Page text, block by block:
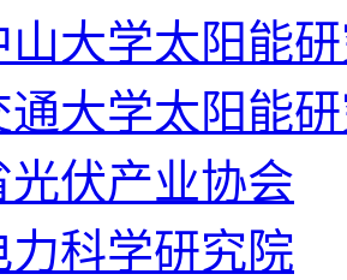
山大学太阳能
通大学太阳能
光伏产业协会
力科学研究院